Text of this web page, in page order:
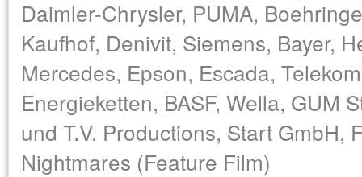
Daimler-Chrysler, PUMA,
Kaufhof, Denivit, Siemens, Bayer,
Mercedes, Epson, Escada,
Energieketten, BASF, Wella, GUM
und T.V. Productions, Start GmbH,
Nightmares (Feature Film)